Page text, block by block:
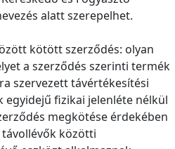
alatt szerepelhet.
kötött szerződés: olyan
a szerződés szerinti termék
szervezett távértékesítési
egyidejű fizikai jelenléte nélkül
megkötése érdekében
közötti